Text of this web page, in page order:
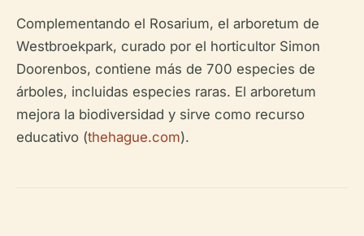
Complementando el Rosarium, el arboretum de
Westbroekpark, curado por el horticultor Simon
Doorenbos, contiene más de 700 especies de
árboles, incluidas especies raras. El arboretum
mejora la biodiversidad y sirve como recurso
educativo (thehague.com).